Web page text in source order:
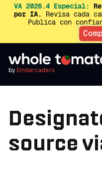
VA 2026.4 Especial:
por IA.
Revisa cada
Publica con
by Embarcadero
source